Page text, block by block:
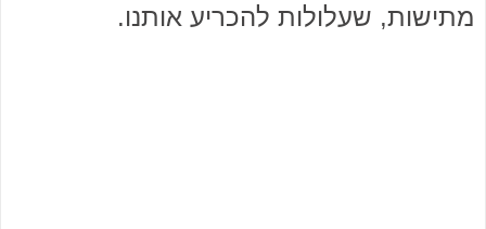
מתישות, שעלולות להכריע אותנו.